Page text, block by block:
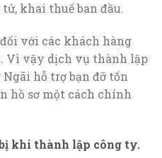
khai thuế ban đầu.
với các khách hàng
Vì vậy dịch vụ thành lập
hỗ trợ bạn đỡ tốn
hồ sơ một cách chính
khi thành lập công ty.